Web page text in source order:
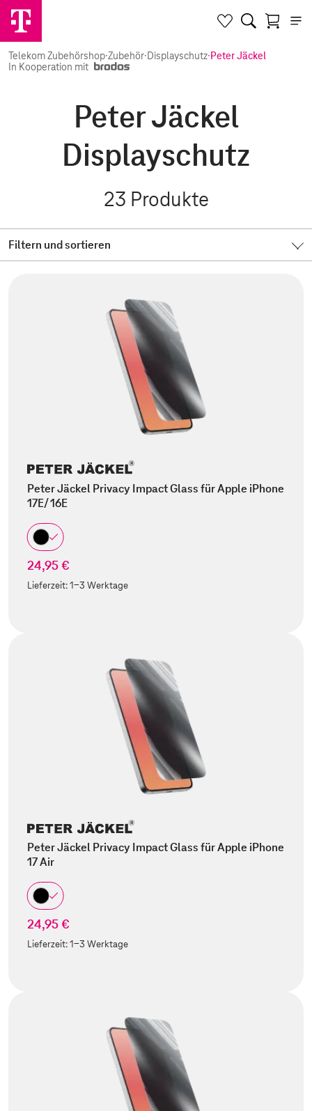
Telekom Zubehörshop·Zubehör·Displayschutz·Peter Jäckel
In Kooperation mit
Peter Jäckel
Displayschutz
23 Produkte
Filtern und sortieren
Peter Jäckel Privacy Impact Glass für Apple iPhone
17E/ 16E
24,95 €
Lieferzeit:1-3 Werktage
Peter Jäckel Privacy Impact Glass für Apple iPhone
17 Air
24,95 €
Lieferzeit:1-3 Werktage